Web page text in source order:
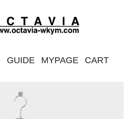
GUIDE MYPAGE CART